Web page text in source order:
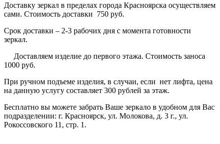
Доставку зеркал в пределах города Красноярска осуществляем
сами. Стоимость доставки 750 руб.
Срок доставки – 2-3 рабочих дня с момента готовности
зеркал.
Доставляем изделие до первого этажа. Стоимость заноса
1000 руб.
При ручном подъеме изделия, в случаи, если нет лифта, цена
на данную услугу составляет 300 рублей за этаж.
Бесплатно вы можете забрать Ваше зеркало в удобном для Вас
подразделении: г. Красноярск, ул. Молокова, д. 3 г., ул.
Рокоссовского 11, стр. 1.